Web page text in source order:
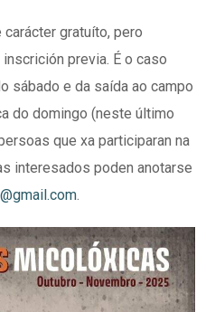
gratuíto, pero
previa. É o caso
sábado e da saída ao campo
do domingo (neste último
que xa participaran na
interesados poden anotarse
.